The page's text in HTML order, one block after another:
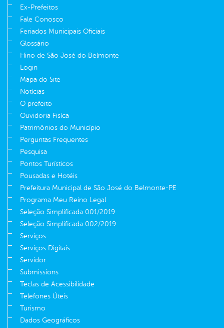
Ex-Prefeitos
Fale Conosco
Feriados Municipais Oficiais
Glossário
Hino de São José do Belmonte
Login
Mapa do Site
Notícias
O prefeito
Ouvidoria Fisíca
Patrimônios do Município
Perguntas Frequentes
Pesquisa
Pontos Turísticos
Pousadas e Hotéis
Prefeitura Municipal de São José do Belmonte-PE
Programa Meu Reino Legal
Seleção Simplificada 001/2019
Seleção Simplificada 002/2019
Serviços
Serviços Digitais
Servidor
Submissions
Teclas de Acessibilidade
Telefones Úteis
Turismo
Dados Geográficos